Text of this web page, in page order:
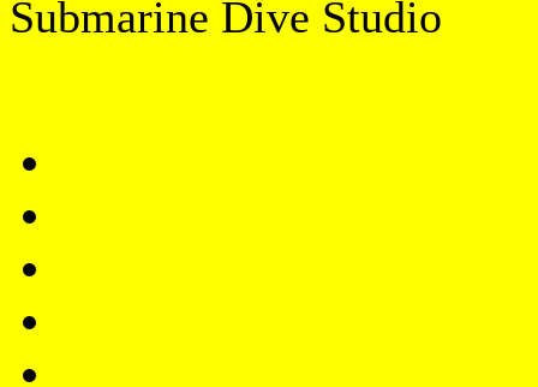
Submarine Dive Studio